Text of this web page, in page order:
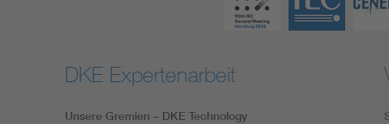
DKE Expertenarbeit
Unsere Gremien – DKE Technology